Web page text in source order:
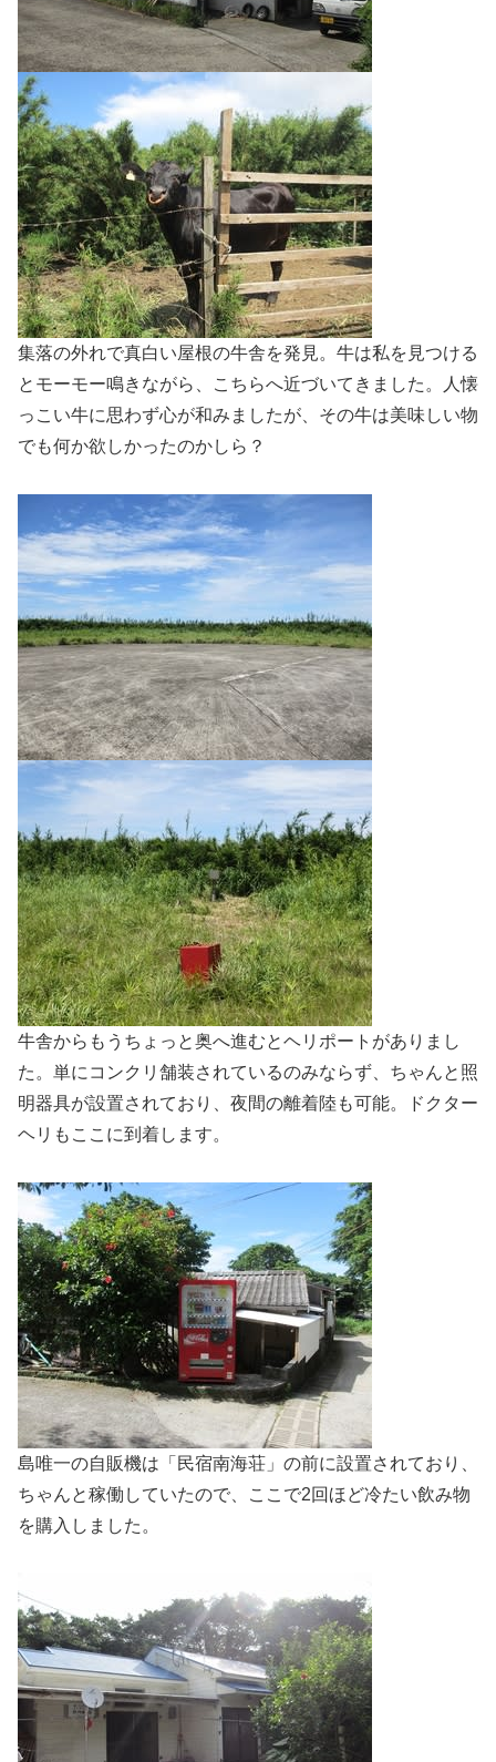
集落の外れで真白い屋根の牛舎を発見。牛は私を見つける
とモーモー鳴きながら、こちらへ近づいてきました。人懐
っこい牛に思わず心が和みましたが、その牛は美味しい物
でも何か欲しかったのかしら？
牛舎からもうちょっと奥へ進むとヘリポートがありまし
た。単にコンクリ舗装されているのみならず、ちゃんと照
明器具が設置されており、夜間の離着陸も可能。ドクター
ヘリもここに到着します。
島唯一の自販機は「民宿南海荘」の前に設置されており、
ちゃんと稼働していたので、ここで2回ほど冷たい飲み物
を購入しました。